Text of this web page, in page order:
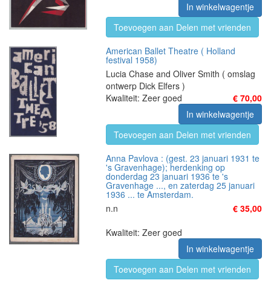
In winkelwagentje
Toevoegen aan Delen met vrienden
American Ballet Theatre ( Holland
festival 1958)
Lucia Chase and Oliver Smith ( omslag
ontwerp Dick Elfers )
€ 70,00
Kwaliteit: Zeer goed
In winkelwagentje
Toevoegen aan Delen met vrienden
Anna Pavlova : (gest. 23 januari 1931 te
's Gravenhage); herdenking op
donderdag 23 januari 1936 te 's
Gravenhage ..., en zaterdag 25 januari
1936 ... te Amsterdam.
n.n
€ 35,00
Kwaliteit: Zeer goed
In winkelwagentje
Toevoegen aan Delen met vrienden